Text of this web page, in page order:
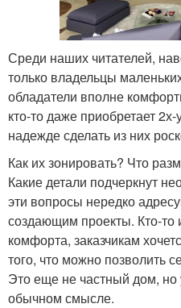
Среди наших читателей,
только владельцы
обладатели вполне
кто-то даже приобретает
надежде сделать из них
Как их зонировать? Что
Какие детали подчеркнут
эти вопросы нередко
создающим проекты. Кто-то
комфорта, заказчикам
того, что можно позволить
Это еще не частный дом, но
обычном смысле.